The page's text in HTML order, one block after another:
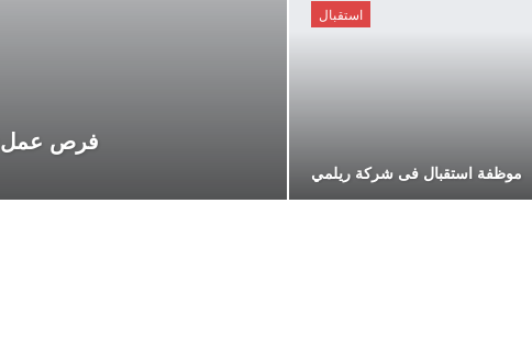
فرص عمل:
استقبال
موظفة استقبال فى شركة ريلمي